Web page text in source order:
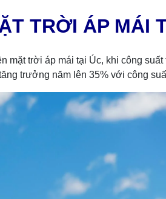
TRỜI ÁP MÁI
trời áp mái tại Úc, khi công
trưởng năm lên 35% với công